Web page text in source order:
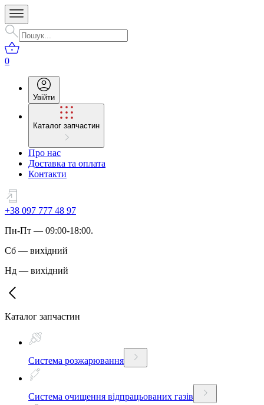
0
Увійти
Каталог запчастин
Про нас
Доставка та оплата
Контакти
+38 097 777 48 97
Пн-Пт — 09:00-18:00.
Сб — вихідний
Нд — вихідний
Каталог запчастин
Система розжарювання
Система очищення відпрацьованих газів